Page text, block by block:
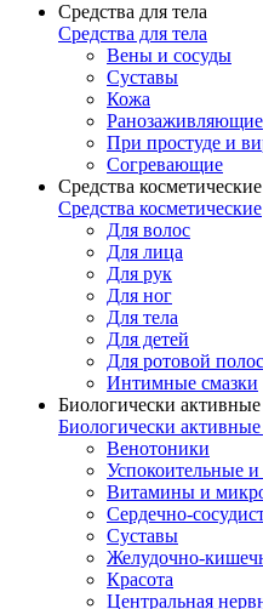
Средства для тела
Средства для тела
Вены и сосуды
Суставы
Кожа
Ранозаживляющие
При простуде и
Согревающие
Средства косметические
Средства косметические
Для волос
Для лица
Для рук
Для ног
Для тела
Для детей
Для ротовой
Интимные смазки
Биологически
Биологически
Венотоники
Успокоительные
Витамины и
Сердечно-
Суставы
Желудочно-
Красота
Центральная